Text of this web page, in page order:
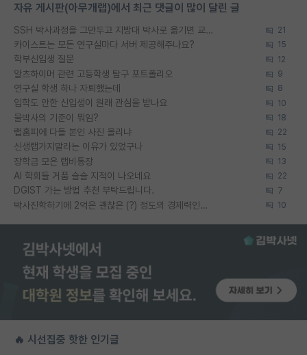
자유 게시판(아무개랩)에서 최근 댓글이 많이 달린 글
SSH 박사과정을 그만두고 지방대 박사로 옮기면 교수의 꿈은 끝일까요? 21
카이스트는 모든 연구실마다 서버 제공해주나요? 15
학부신입생 질문 12
알츠하이머 관련 고등학생 탐구 포트폴리오 9
연구실 학생 하나 자퇴했는데 8
입학도 안한 신입생이 원래 관심을 받나요 10
물박사의 기준이 뭐임? 18
랩홈피에 다들 본인 사진 올리냐 22
신생랩가지말라는 이유가 있었구나 15
장학금 모은 랩비통장 13
AI 학회들 거품 슬슬 지적이 나오네요 22
DGIST 가는 방법 추천 부탁드립니다. 7
박사진학하기에 2억은 괜찮은 (?) 정도의 경제력인가요 10
🔥 시선집중 핫한 인기글